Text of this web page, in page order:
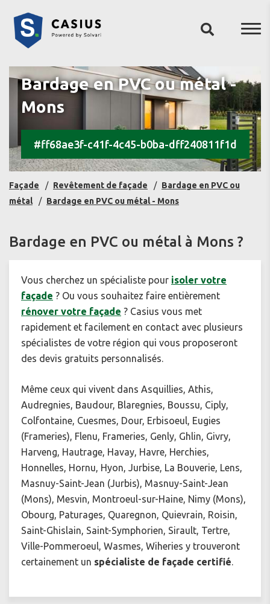
Bardage en PVC ou métal -
Mons
#ff68ae3f-c41f-4c45-b0ba-dff240811f1d
Façade Revêtement de façade
Bardage en PVC ou
métal
Bardage en PVC ou métal - Mons
Bardage en PVC ou métal à Mons ?
Vous cherchez un spécialiste pour isoler votre
façade ? Ou vous souhaitez faire entièrement
rénover votre façade ? Casius vous met
rapidement et facilement en contact avec plusieurs
spécialistes de votre région qui vous proposeront
des devis gratuits personnalisés.
Même ceux qui vivent dans Asquillies, Athis,
Audregnies, Baudour, Blaregnies, Boussu, Ciply,
Colfontaine, Cuesmes, Dour, Erbisoeul, Eugies
(Frameries), Flenu, Frameries, Genly, Ghlin, Givry,
Harveng, Hautrage, Havay, Havre, Herchies,
Honnelles, Hornu, Hyon, Jurbise, La Bouverie, Lens,
Masnuy-Saint-Jean (Jurbis), Masnuy-Saint-Jean
(Mons), Mesvin, Montroeul-sur-Haine, Nimy (Mons),
Obourg, Paturages, Quaregnon, Quievrain, Roisin,
Saint-Ghislain, Saint-Symphorien, Sirault, Tertre,
Ville-Pommeroeul, Wasmes, Wiheries y trouveront
certainement un spécialiste de façade certifié.